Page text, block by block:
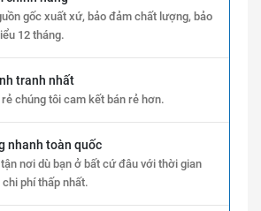
gốc xuất xứ, bảo đảm chất lượng, bảo
12 tháng.
tranh nhất
rẻ chúng tôi cam kết bán rẻ hơn.
nhanh toàn quốc
nơi dù bạn ở bất cứ đâu với thời gian
chi phí thấp nhất.